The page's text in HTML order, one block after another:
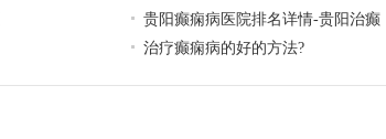
贵阳癫痫病医院排名详情-贵阳治癫
治疗癫痫病的好的方法?